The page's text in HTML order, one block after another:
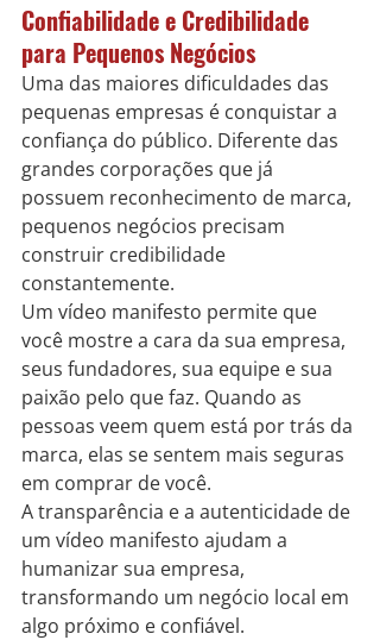
Confiabilidade e Credibilidade
para Pequenos Negócios
Uma das maiores dificuldades das
pequenas empresas é conquistar a
confiança do público. Diferente das
grandes corporações que já
possuem reconhecimento de marca,
pequenos negócios precisam
construir credibilidade
constantemente.
Um vídeo manifesto permite que
você mostre a cara da sua empresa,
seus fundadores, sua equipe e sua
paixão pelo que faz. Quando as
pessoas veem quem está por trás da
marca, elas se sentem mais seguras
em comprar de você.
A transparência e a autenticidade de
um vídeo manifesto ajudam a
humanizar sua empresa,
transformando um negócio local em
algo próximo e confiável.